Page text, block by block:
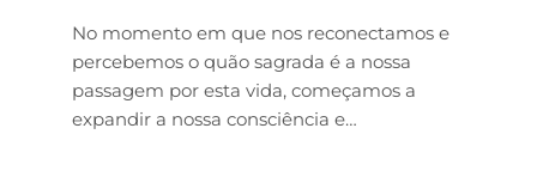
No momento em que nos reconectamos e
percebemos o quão sagrada é a nossa
passagem por esta vida, começamos a
expandir a nossa consciência e…